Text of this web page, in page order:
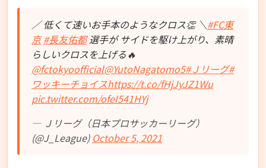
／ 低くて速いお手本のようなクロス👏 ＼#FC東
京 #長友佑都選手が サイドを駆け上がり、素晴
らしいクロスを上げる🔥
@fctokyoofficial@YutoNagatomo5#Ｊリーグ#
ワッキーチョイスhttps://t.co/fHjJyJZ1Wu
pic.twitter.com/ofeI541HYj
— Ｊリーグ（日本プロサッカーリーグ）
(@J_League) October 5, 2021